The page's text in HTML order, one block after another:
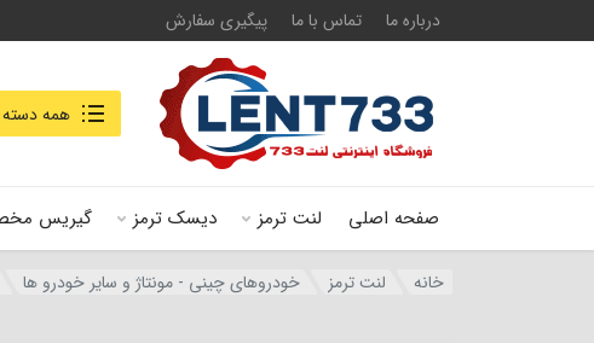
درباره ما تماس با ما پیگیری سفارش
صفحه اصلی لنت ترمز دیسک ترمز گیریس
جستجو در:
همه
خانه لنت ترمز خودروهای چینی - مونتاژ و سایر خودرو ها